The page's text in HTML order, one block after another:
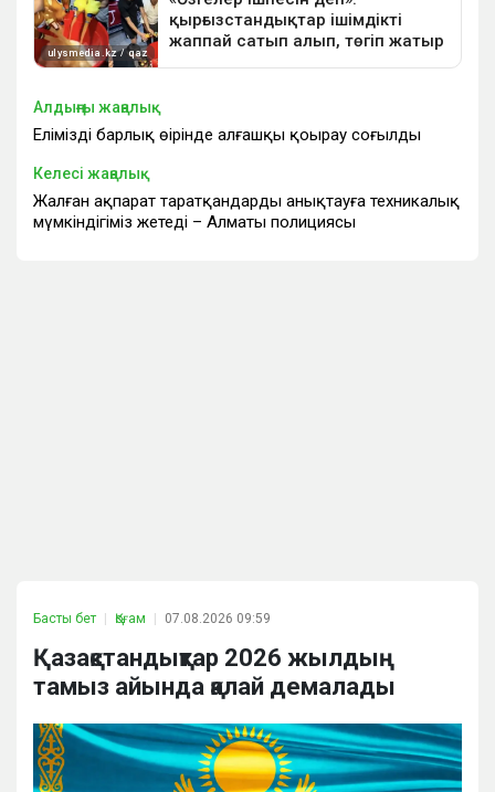
Алдыңғы жаңалық
Еліміздің барлық өңірінде алғашқы қоңырау соғылды
Келесі жаңалық
Жалған ақпарат таратқандарды анықтауға техникалық
мүмкіндігіміз жетеді – Алматы полициясы
Басты бет Қоғам 07.08.2026 09:59
Қазақстандықтар 2026 жылдың
тамыз айында қалай демалады